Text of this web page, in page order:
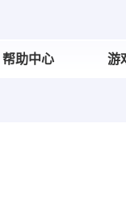
帮助中心 游